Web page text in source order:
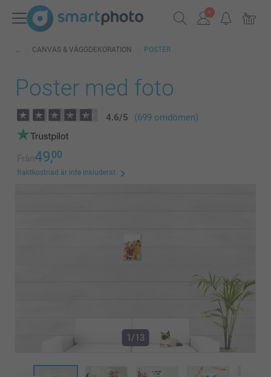
CANVAS & VÄGGDEKORATION POSTER
Poster med foto
4.6/5 (699 omdömen)
Från49,00
fraktkostnad är inte inkluderat
1/13